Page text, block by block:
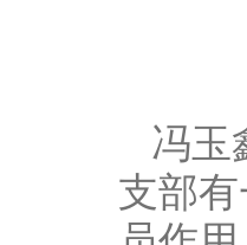
冯玉
支部